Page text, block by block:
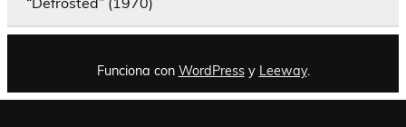
Funciona con WordPressy Leeway.